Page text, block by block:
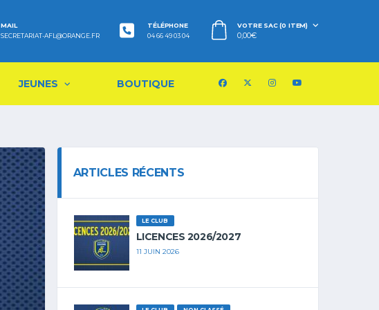
MAIL
SECRETARIAT-AFL@ORANGE.FR
TÉLÉPHONE
04 66 49 03 04
VOTRE SAC (0 ITEM)
0,00€
JEUNES BOUTIQUE
ARTICLES RÉCENTS
LE CLUB
LICENCES 2026/2027
11 JUIN 2026